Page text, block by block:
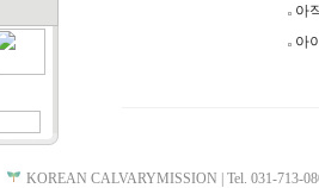
아
아
KOREAN CALVARYMISSION | Tel. 031-713-